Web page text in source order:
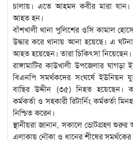
চালায়। এতে আহমদ কবীর মারা
আহত হন।
বাঁশখালী থানা পুলিশের ওসি কামাল
উদ্ধার করে থানায় আনা হয়েছে। এ
আহত হয়েছেন। তারা চিকিৎসা
রাঙ্গামাটির কাউখালী উপজেলার
বিএনপি সমর্থকদের সংঘর্ষে ইউনিয়ন
বাছির উদ্দীন (৩৫) নিহত হয়েছেন।
কর্মকর্তা ও সহকারী রিটার্নিং কর্মকর্তা
নিশ্চিত করেন।
স্থানীয়রা জানান, সকালে ভোটগ্রহণ শুরুর
এলাকায় নৌকা ও ধানের শীষের